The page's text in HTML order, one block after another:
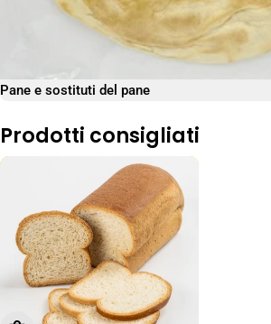
Pane e sostituti del pane
Prodotti consigliati